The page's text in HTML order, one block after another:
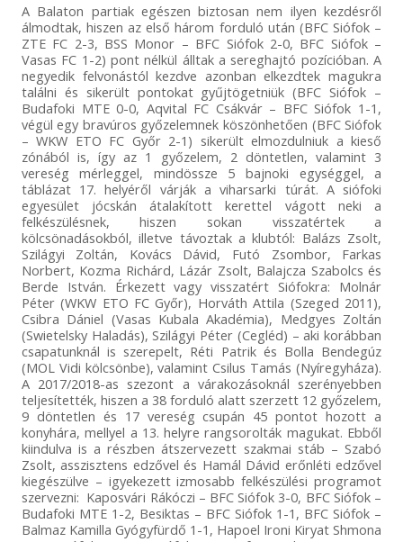
A Balaton partiak egészen biztosan nem ilyen kezdésről
álmodtak, hiszen az első három forduló után (BFC Siófok –
ZTE FC 2-3, BSS Monor – BFC Siófok 2-0, BFC Siófok –
Vasas FC 1-2) pont nélkül álltak a sereghajtó pozícióban. A
negyedik felvonástól kezdve azonban elkezdtek magukra
találni és sikerült pontokat gyűjtögetniük (BFC Siófok –
Budafoki MTE 0-0, Aqvital FC Csákvár – BFC Siófok 1-1,
végül egy bravúros győzelemnek köszönhetően (BFC Siófok
– WKW ETO FC Győr 2-1) sikerült elmozdulniuk a kieső
zónából is, így az 1 győzelem, 2 döntetlen, valamint 3
vereség mérleggel, mindössze 5 bajnoki egységgel, a
táblázat 17. helyéről várják a viharsarki túrát. A siófoki
egyesület jócskán átalakított kerettel vágott neki a
felkészülésnek, hiszen sokan visszatértek a
kölcsönadásokból, illetve távoztak a klubtól: Balázs Zsolt,
Szilágyi Zoltán, Kovács Dávid, Futó Zsombor, Farkas
Norbert, Kozma Richárd, Lázár Zsolt, Balajcza Szabolcs és
Berde István. Érkezett vagy visszatért Siófokra: Molnár
Péter (WKW ETO FC Győr), Horváth Attila (Szeged 2011),
Csibra Dániel (Vasas Kubala Akadémia), Medgyes Zoltán
(Swietelsky Haladás), Szilágyi Péter (Cegléd) – aki korábban
csapatunknál is szerepelt, Réti Patrik és Bolla Bendegúz
(MOL Vidi kölcsönbe), valamint Csilus Tamás (Nyíregyháza).
A 2017/2018-as szezont a várakozásoknál szerényebben
teljesítették, hiszen a 38 forduló alatt szerzett 12 győzelem,
9 döntetlen és 17 vereség csupán 45 pontot hozott a
konyhára, mellyel a 13. helyre rangsorolták magukat. Ebből
kiindulva is a részben átszervezett szakmai stáb – Szabó
Zsolt, asszisztens edzővel és Hamál Dávid erőnléti edzővel
kiegészülve – igyekezett izmosabb felkészülési programot
szervezni: Kaposvári Rákóczi – BFC Siófok 3-0, BFC Siófok –
Budafoki MTE 1-2, Besiktas – BFC Siófok 1-1, BFC Siófok –
Balmaz Kamilla Gyógyfürdő 1-1, Hapoel Ironi Kiryat Shmona